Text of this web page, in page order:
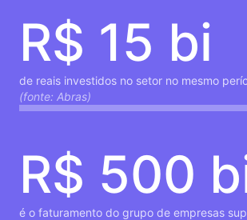
R$ 15 bi
de reais investidos no setor no mesmo
(fonte: Abras)
R$ 500
é o faturamento do grupo de empresas